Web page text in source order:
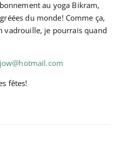
au yoga Bikram,
du monde! Comme ça,
vadrouille, je pourrais quand
fêtes!